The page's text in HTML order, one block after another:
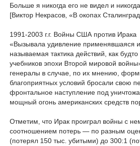
Больше я никогда его не видел и
[Виктор Некрасов, «В окопах
1991-2003 г.г. Войны США против Ирака
«Вызывала удивление применявшаяся
называемая тактика действий, как будто
учебников эпохи Второй мировой
генералы в случае, по их мнению,
благоприятных условий бросали свою
фронтальное наступление под
мощный огонь американских средств
Отметим, что Ирак проиграл войны с
соотношением потерь — по разным
(потерял 150 тыс. убитыми) до 300:1